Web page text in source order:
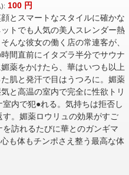
100 円
とスマートなスタイルに確かな
トでも人気の美人スレンダー熱
んな彼女の働く店の常連客が、
間直前にイタズラ半分でサウナ
薬をかけたら、華はいつも以上
肌と発汗で目はうつろに。媚薬
と高温の室内で完全に性欲トリ
内で犯●れる。気持ちは拒否し
。媚薬ロウリュの効果がすご
訪れるたびに華とのガンギマ
も体もチンポさえ整う最高な体